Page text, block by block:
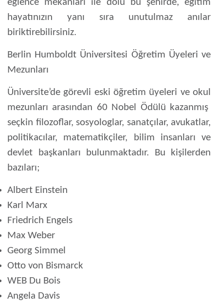
eğlence mekanları ile dolu bu şehirde, eğitim
hayatınızın yanı sıra unutulmaz anılar
biriktirebilirsiniz.
Berlin Humboldt Üniversitesi Öğretim Üyeleri ve
Mezunları
Üniversite’de görevli eski öğretim üyeleri ve okul
mezunları arasından 60 Nobel Ödülü kazanmış
seçkin filozoflar, sosyologlar, sanatçılar, avukatlar,
politikacılar, matematikçiler, bilim insanları ve
devlet başkanları bulunmaktadır. Bu kişilerden
bazıları;
Albert Einstein
Karl Marx
Friedrich Engels
Max Weber
Georg Simmel
Otto von Bismarck
WEB Du Bois
Angela Davis